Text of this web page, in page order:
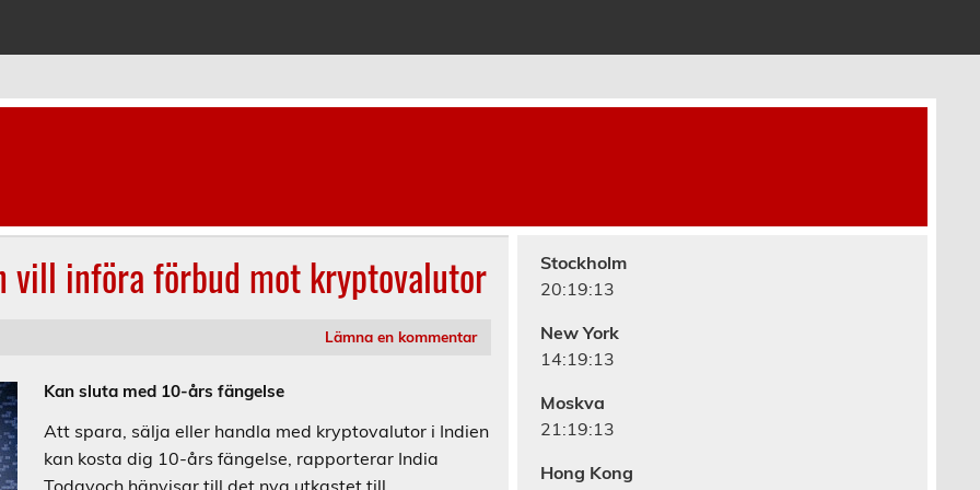
vill införa förbud mot kryptovalutor
Lämna en kommentar
Kan sluta med 10-års fängelse
Att spara, sälja eller handla med kryptovalutor i Indien
kan kosta dig 10-års fängelse, rapporterar India
Stockholm
20:19:13
New York
14:19:13
Moskva
21:19:13
Hong Kong